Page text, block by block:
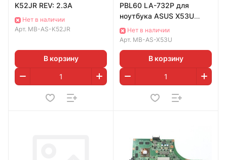
K52JR REV: 2.3A
Нет в наличии
Арт. MB-AS-K52JR
В корзину
PBL60 LA-732P для
ноутбука ASUS X53U
K53U X53UX53B K53B
X53BY X53BR K53BY
Нет в наличии
Арт. MB-AS-X53U
В корзину